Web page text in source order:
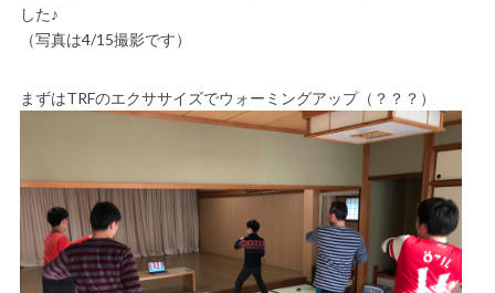
した♪
（写真は4/15撮影です）
まずはTRFのエクササイズでウォーミングアップ（？？？）